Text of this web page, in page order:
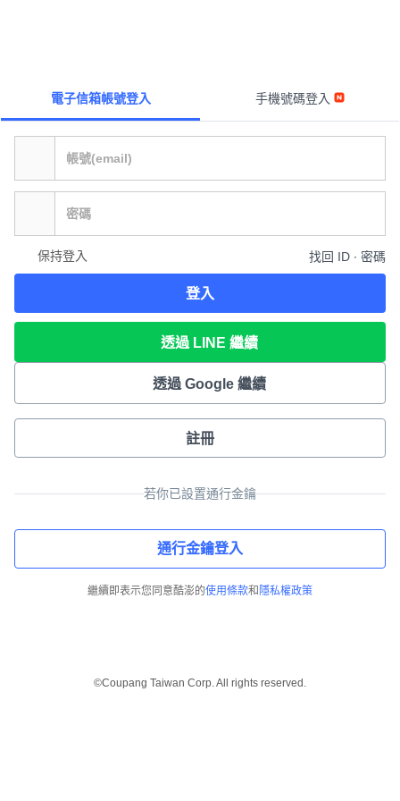
電子信箱帳號登入 手機號碼登入
保持登入 找回 ID ∙ 密碼
登入
透過 LINE 繼續
透過 Google 繼續
註冊
若你已設置通行金鑰
通行金鑰登入
繼續即表示您同意酷澎的使用條款和 隱私權政策
©Coupang Taiwan Corp. All rights reserved.